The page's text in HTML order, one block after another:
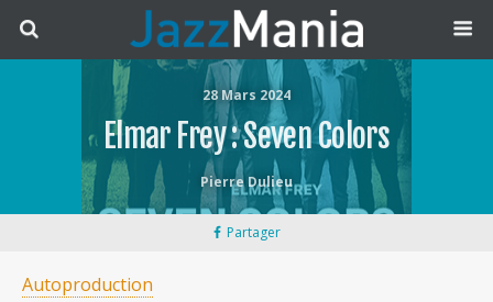
28 Mars 2024
Elmar Frey : Seven Colors
Pierre Dulieu
Partager
Autoproduction